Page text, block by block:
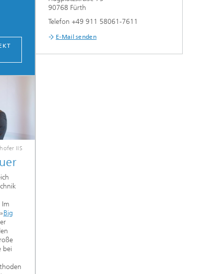
IIS
Big
bei
90768 Fürth
Telefon +49 911 58061-7611
E-Mail senden